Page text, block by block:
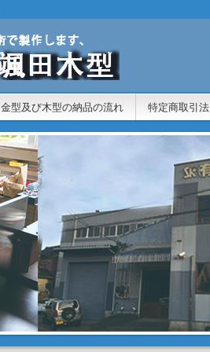
金型及び木型の納品の流れ 特定商取引法